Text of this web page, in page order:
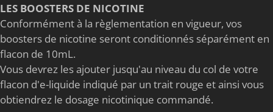
LES BOOSTERS DE NICOTINE
Conformément à la règlementation en vigueur, vos
boosters de nicotine seront conditionnés séparément en
flacon de 10mL.
Vous devrez les ajouter jusqu'au niveau du col de votre
flacon d'e-liquide indiqué par un trait rouge et ainsi vous
obtiendrez le dosage nicotinique commandé.